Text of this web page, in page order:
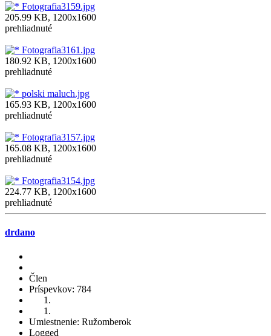
Fotografia3159.jpg
205.99 KB, 1200x1600
prehliadnuté
Fotografia3161.jpg
180.92 KB, 1200x1600
prehliadnuté
polski maluch.jpg
165.93 KB, 1200x1600
prehliadnuté
Fotografia3157.jpg
165.08 KB, 1200x1600
prehliadnuté
Fotografia3154.jpg
224.77 KB, 1200x1600
prehliadnuté
drdano
Člen
Príspevkov: 784
Umiestnenie: Ružomberok
Logged